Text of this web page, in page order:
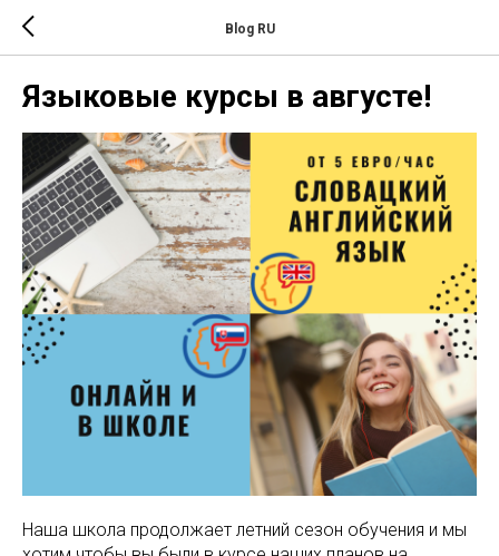
Blog RU
Языковые курсы в августе!
Наша школа продолжает летний сезон обучения и мы